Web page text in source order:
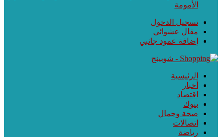
الأمومة
تسجيل الدخول
مقال عشوائي
إضافة عمود جانبي
الرئيسية
أخبار
اقتصاد
بنوك
صحة وجمال
اتصالات
رياضة